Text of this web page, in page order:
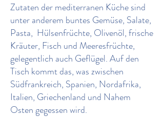
Zutaten der mediterranen Küche sind
unter anderem buntes Gemüse, Salate,
Pasta, Hülsenfrüchte, Olivenöl, frische
Kräuter, Fisch und Meeresfrüchte,
gelegentlich auch Geflügel. Auf den
Tisch kommt das, was zwischen
Südfrankreich, Spanien, Nordafrika,
Italien, Griechenland und Nahem
Osten gegessen wird.